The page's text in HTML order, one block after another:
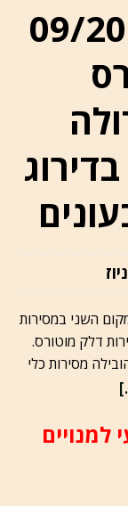
רכב 09/2025
השני במסירות
דלק מוטורס.
הובילה מסירות כלי
למנויים